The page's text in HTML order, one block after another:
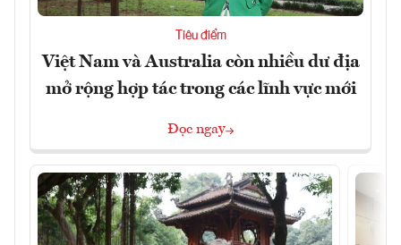
Tiêu điểm
Việt Nam và Australia còn nhiều dư địa
mở rộng hợp tác trong các lĩnh vực mới
Đọc ngay